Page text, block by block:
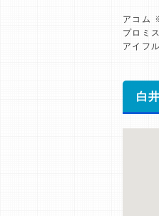
アコム
プロミ
アイフ
白